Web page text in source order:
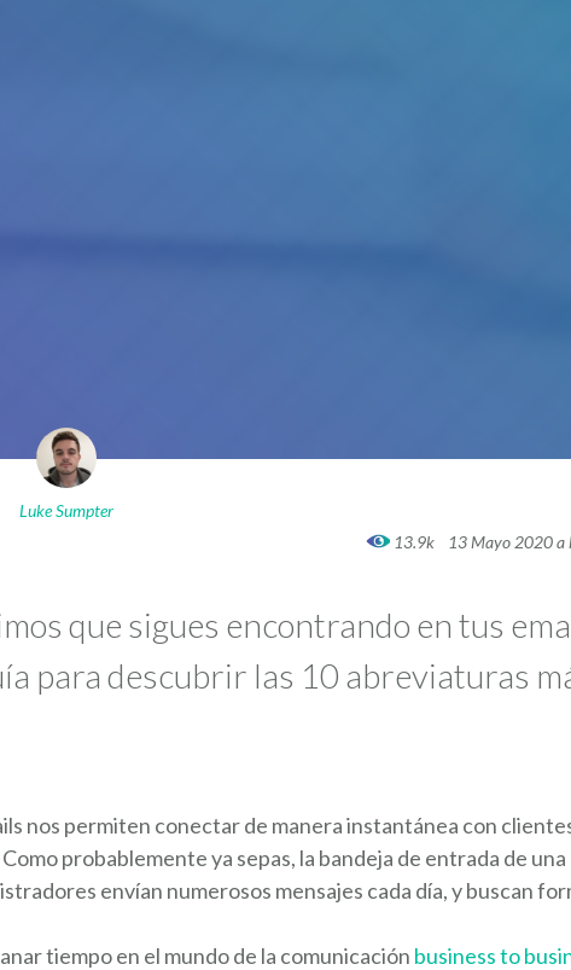
Luke Sumpter
13.9k
13 Mayo 2020 a
que sigues encontrando en tus
para descubrir las 10 abreviaturas
nos permiten conectar de manera instantánea con
probablemente ya sepas, la bandeja de entrada de una
envían numerosos mensajes cada día, y buscan
tiempo en el mundo de la comunicación business to